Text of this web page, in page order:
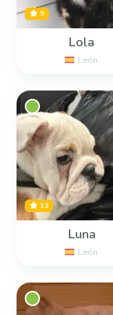
9
Lola
León
13
Luna
León